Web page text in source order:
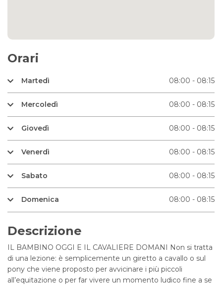
Orari
Martedì 08:00 - 08:15
Mercoledì 08:00 - 08:15
Giovedì 08:00 - 08:15
Venerdì 08:00 - 08:15
Sabato 08:00 - 08:15
Domenica 08:00 - 08:15
Descrizione
IL BAMBINO OGGI E IL CAVALIERE DOMANI Non si tratta
di una lezione: è semplicemente un giretto a cavallo o sul
pony che viene proposto per avvicinare i più piccoli
all’equitazione o per far vivere un momento ludico fine a se